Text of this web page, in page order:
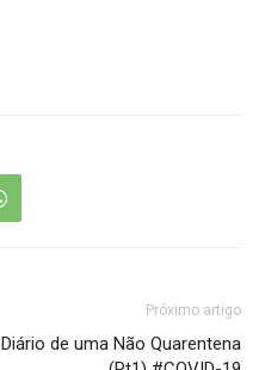
Próximo artigo
Diário de uma Não Quarentena